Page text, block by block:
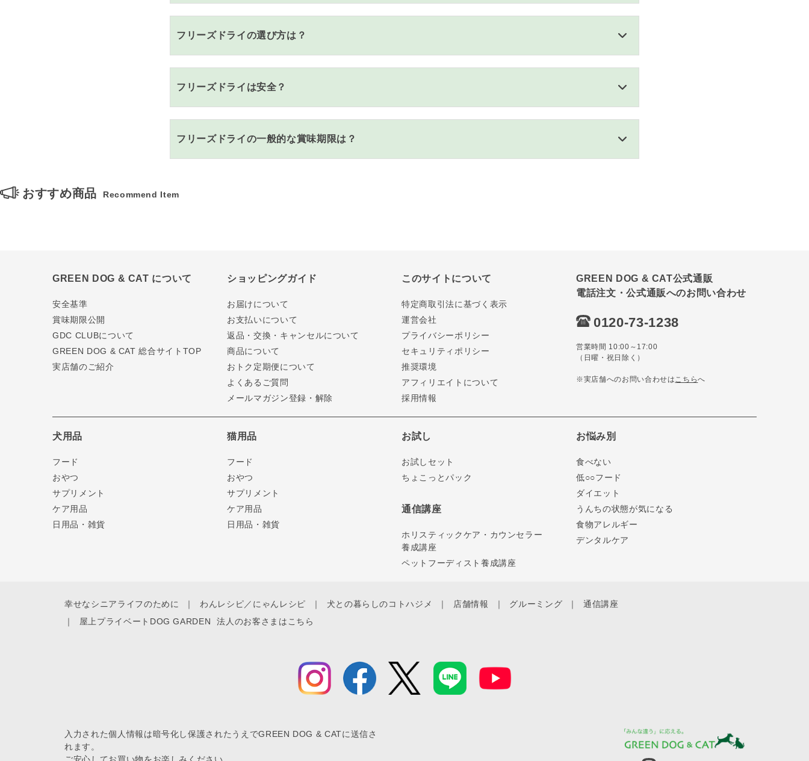
フリーズドライの選び方は？
フリーズドライは安全？
フリーズドライの一般的な賞味期限は？
おすすめ商品 Recommend Item
GREEN DOG & CAT について
安全基準
賞味期限公開
GDC CLUBについて
GREEN DOG & CAT 総合サイトTOP
実店舗のご紹介
ショッピングガイド
お届けについて
お支払いについて
返品・交換・キャンセルについて
商品について
おトク定期便について
よくあるご質問
メールマガジン登録・解除
このサイトについて
特定商取引法に基づく表示
運営会社
プライバシーポリシー
セキュリティポリシー
推奨環境
アフィリエイトについて
採用情報
GREEN DOG & CAT公式通販
電話注文・公式通販へのお問い合わせ
0120-73-1238
営業時間 10:00～17:00
（日曜・祝日除く）
※実店舗へのお問い合わせはこちらへ
犬用品
フード
おやつ
サプリメント
ケア用品
日用品・雑貨
猫用品
フード
おやつ
サプリメント
ケア用品
日用品・雑貨
お試し
お試しセット
ちょこっとパック
通信講座
ホリスティックケア・カウンセラー
養成講座
ペットフーディスト養成講座
お悩み別
食べない
低○○フード
ダイエット
うんちの状態が気になる
食物アレルギー
デンタルケア
幸せなシニアライフのために わんレシピ／にゃんレシピ 犬との暮らしのコトハジメ 店舗情報 グルーミング
通信講座
屋上プライベートDOG GARDEN
法人のお客さまはこちら
入力された個人情報は暗号化し保護されたうえでGREEN DOG & CATに送信さ
れます。